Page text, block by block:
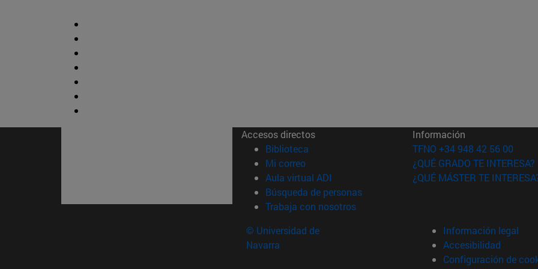
Accesos directos
Biblioteca (abre en nueva ventana)
Mi correo(abre en nueva ventana)
Aula virtual ADI (abre en nueva ventana)
Búsqueda de personas(abre en nueva ventana)
Trabaja con nosotros(abre en nueva ventana)
Información
TFNO +34 948 42 56 00
¿QUÉ GRADO TE INTERESA?
¿QUÉ MÁSTER TE
© Universidad de
Navarra
Información legal
Accesibilidad
Configuración de